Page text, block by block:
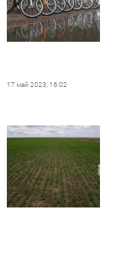
17 май 2023, 16:02